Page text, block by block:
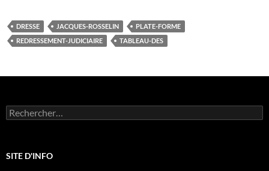
DRESSE JACQUES-ROSSELIN
PLATE-FORME
REDRESSEMENT-JUDICIAIRE
TABLEAU-DES
Rechercher :
SITE D'INFO